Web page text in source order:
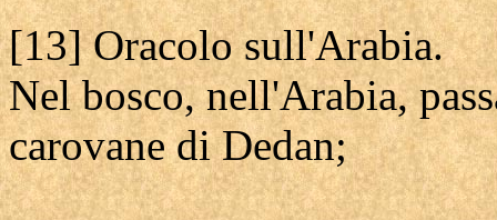
[13] Oracolo sull'Arabia.
Nel bosco, nell'Arabia,
carovane di Dedan;